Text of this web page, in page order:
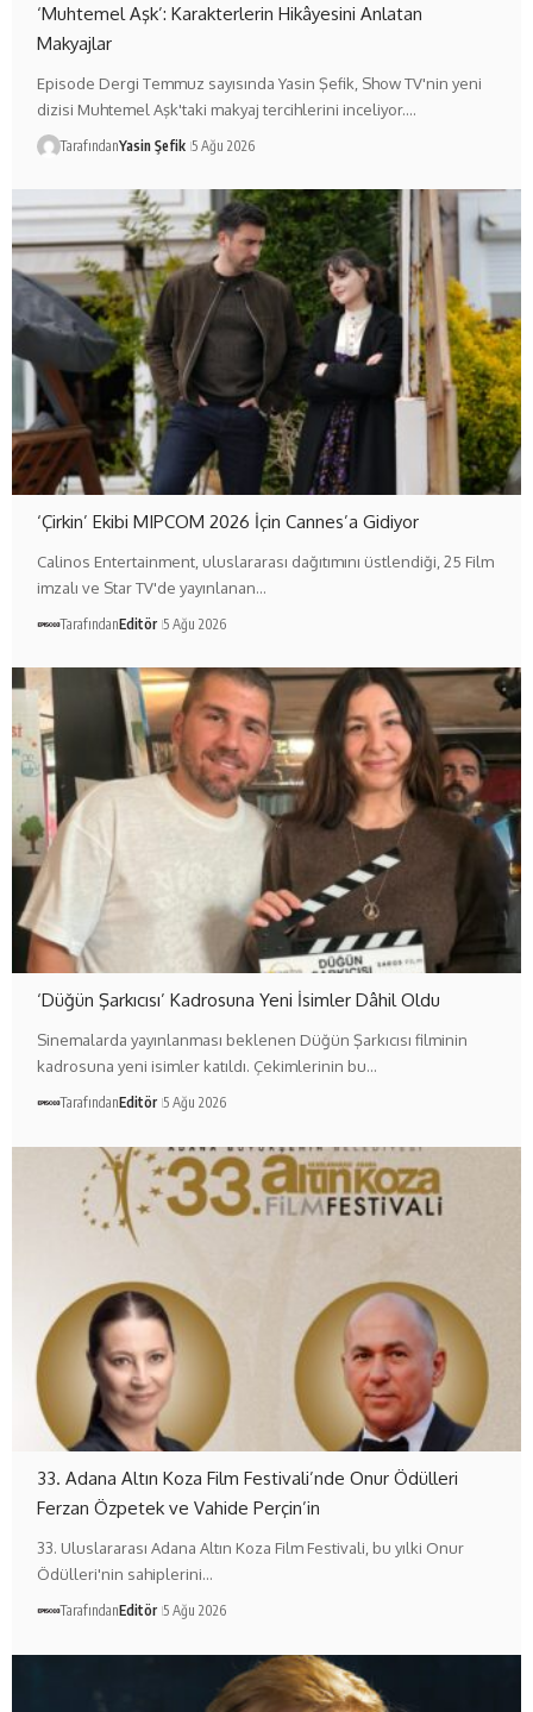
‘Muhtemel Aşk’: Karakterlerin Hikâyesini Anlatan
Makyajlar
Episode Dergi Temmuz sayısında Yasin Şefik, Show TV'nin yeni
dizisi Muhtemel Aşk'taki makyaj tercihlerini inceliyor.…
TarafındanYasin Şefik 5 Ağu 2026
‘Çirkin’ Ekibi MIPCOM 2026 İçin Cannes’a Gidiyor
Calinos Entertainment, uluslararası dağıtımını üstlendiği, 25 Film
imzalı ve Star TV'de yayınlanan…
TarafındanEditör 5 Ağu 2026
‘Düğün Şarkıcısı’ Kadrosuna Yeni İsimler Dâhil Oldu
Sinemalarda yayınlanması beklenen Düğün Şarkıcısı filminin
kadrosuna yeni isimler katıldı. Çekimlerinin bu…
TarafındanEditör 5 Ağu 2026
33. Adana Altın Koza Film Festivali’nde Onur Ödülleri
Ferzan Özpetek ve Vahide Perçin’in
33. Uluslararası Adana Altın Koza Film Festivali, bu yılki Onur
Ödülleri'nin sahiplerini…
TarafındanEditör 5 Ağu 2026